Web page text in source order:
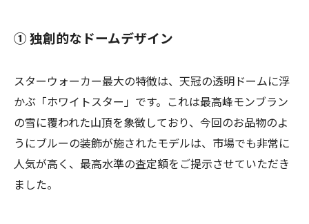
① 独創的なドームデザイン
スターウォーカー最大の特徴は、天冠の透明ドームに浮
かぶ「ホワイトスター」です。これは最高峰モンブラン
の雪に覆われた山頂を象徴しており、今回のお品物のよ
うにブルーの装飾が施されたモデルは、市場でも非常に
人気が高く、最高水準の査定額をご提示させていただき
ました。